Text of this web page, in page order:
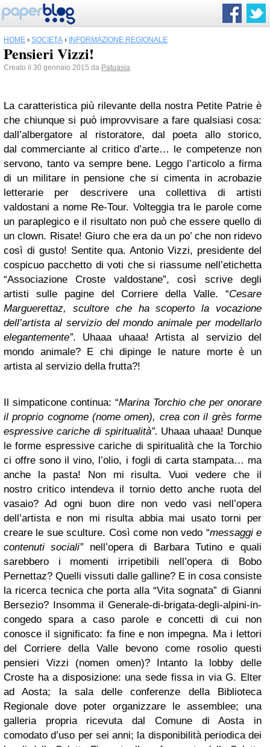
HOME › SOCIETÀ › INFORMAZIONE REGIONALE
Pensieri Vizzi!
Creato il 30 gennaio 2015 da Patuasia
La caratteristica più rilevante della nostra Petite Patrie è
che chiunque si può improvvisare a fare qualsiasi cosa:
dall’albergatore al ristoratore, dal poeta allo storico,
dal commerciante al critico d’arte… le competenze non
servono, tanto va sempre bene. Leggo l’articolo a firma
di un militare in pensione che si cimenta in acrobazie
letterarie per descrivere una collettiva di artisti
valdostani a nome Re-Tour. Volteggia tra le parole come
un paraplegico e il risultato non può che essere quello di
un clown. Risate! Giuro che era da un po’ che non ridevo
così di gusto! Sentite qua. Antonio Vizzi, presidente del
cospicuo pacchetto di voti che si riassume nell’etichetta
“Associazione Croste valdostane”, così scrive degli
artisti sulle pagine del Corriere della Valle. “Cesare
Marguerettaz, scultore che ha scoperto la vocazione
dell’artista al servizio del mondo animale per modellarlo
elegantemente”. Uhaaa uhaaa! Artista al servizio del
mondo animale? E chi dipinge le nature morte è un
artista al servizio della frutta?!
Il simpaticone continua: “Marina Torchio che per onorare
il proprio cognome (nome omen), crea con il grès forme
espressive cariche di spiritualità”. Uhaaa uhaaa! Dunque
le forme espressive cariche di spiritualità che la Torchio
ci offre sono il vino, l’olio, i fogli di carta stampata… ma
anche la pasta! Non mi risulta. Vuoi vedere che il
nostro critico intendeva il tornio detto anche ruota del
vasaio? Ad ogni buon dire non vedo vasi nell’opera
dell’artista e non mi risulta abbia mai usato torni per
creare le sue sculture. Così come non vedo “messaggi e
contenuti sociali”nell’opera di Barbara Tutino e quali
sarebbero i momenti irripetibili nell’opera di Bobo
Pernettaz? Quelli vissuti dalle galline? E in cosa consiste
la ricerca tecnica che porta alla “Vita sognata” di Gianni
Bersezio? Insomma il Generale-di-brigata-degli-alpini-in-
congedo spara a caso parole e concetti di cui non
conosce il significato: fa fine e non impegna. Ma i lettori
del Corriere della Valle bevono come rosolio questi
pensieri Vizzi (nomen omen)? Intanto la lobby delle
Croste ha a disposizione: una sede fissa in via G. Elter
ad Aosta; la sala delle conferenze della Biblioteca
Regionale dove poter organizzare le assemblee; una
galleria propria ricevuta dal Comune di Aosta in
comodato d’uso per sei anni; la disponibilità periodica dei